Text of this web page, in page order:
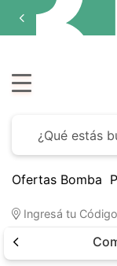
Ofertas Bomba
Ingresá tu